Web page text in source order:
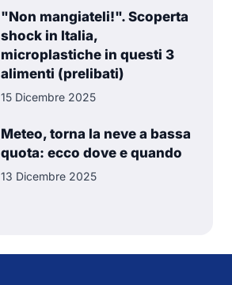
"Non mangiateli!". Scoperta
shock in Italia,
microplastiche in questi 3
alimenti (prelibati)
15 Dicembre 2025
Meteo, torna la neve a bassa
quota: ecco dove e quando
13 Dicembre 2025